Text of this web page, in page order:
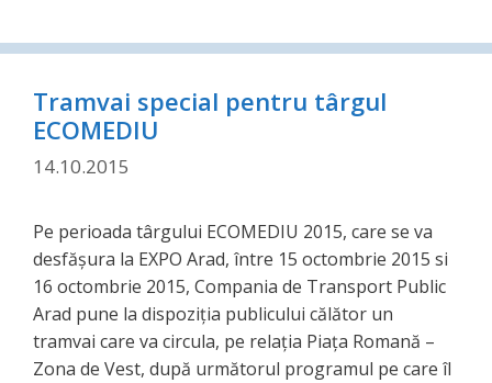
Tramvai special pentru târgul
ECOMEDIU
14.10.2015
Pe perioada târgului ECOMEDIU 2015, care se va
desfăşura la EXPO Arad, între 15 octombrie 2015 si
16 octombrie 2015, Compania de Transport Public
Arad pune la dispoziţia publicului călător un
tramvai care va circula, pe relaţia Piaţa Romană –
Zona de Vest, după următorul programul pe care îl